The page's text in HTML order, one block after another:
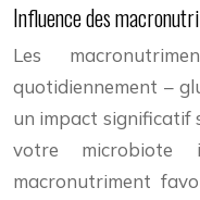
Influence des
Les
quotidiennement –
un impact significatif
votre microbiote
macronutriment